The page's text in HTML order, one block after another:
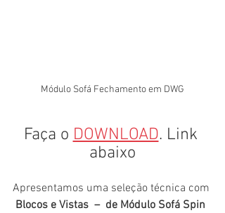
Módulo Sofá Fechamento em DWG
Faça o DOWNLOAD. Link
abaixo
Apresentamos uma seleção técnica com
Blocos e Vistas  –  de Módulo Sofá Spin